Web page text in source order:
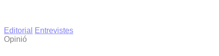
Editorial
Entrevistes
Opinió